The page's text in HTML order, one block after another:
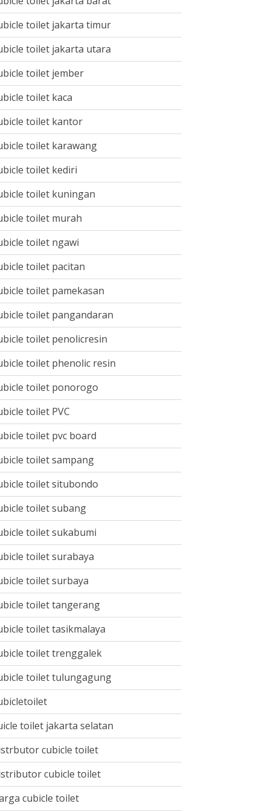
toilet jakarta timur
toilet jakarta utara
toilet jember
toilet kaca
toilet kantor
toilet karawang
toilet kediri
toilet kuningan
toilet murah
toilet ngawi
toilet pacitan
toilet pamekasan
toilet pangandaran
toilet penolicresin
toilet phenolic resin
toilet ponorogo
toilet PVC
toilet pvc board
toilet sampang
toilet situbondo
toilet subang
toilet sukabumi
toilet surabaya
toilet surbaya
toilet tangerang
toilet tasikmalaya
toilet trenggalek
toilet tulungagung
toilet jakarta selatan
cubicle toilet
cubicle toilet
cubicle toilet